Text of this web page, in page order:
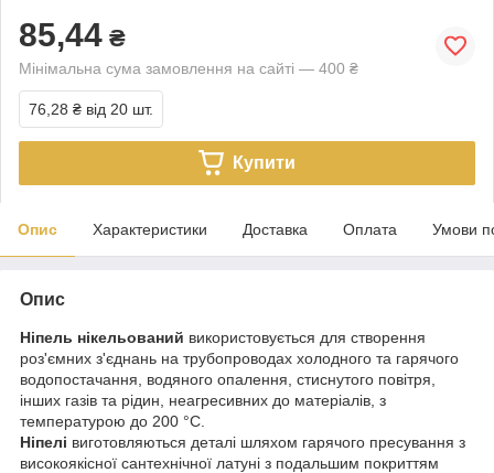
85,44 ₴
Мінімальна сума замовлення на сайті — 400 ₴
76,28 ₴ від 20 шт.
Купити
Опис Характеристики Доставка Оплата Умови
Опис
Ніпель нікельований використовується для створення
роз'ємних з'єднань на трубопроводах холодного та гарячого
водопостачання, водяного опалення, стиснутого повітря,
інших газів та рідин, неагресивних до матеріалів, з
температурою до 200 °С.
Ніпелі виготовляються деталі шляхом гарячого пресування з
високоякісної сантехнічної латуні з подальшим покриттям